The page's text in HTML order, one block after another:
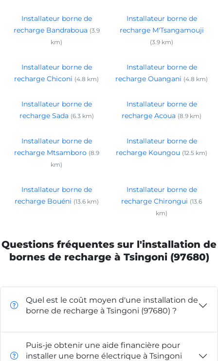
Installateur borne de
recharge Bandraboua (3.9
km)
Installateur borne de
recharge M'Tsangamouji
(3.9 km)
Installateur borne de
recharge Chiconi (4.8 km)
Installateur borne de
recharge Ouangani (4.8 km)
Installateur borne de
recharge Sada (6.3 km)
Installateur borne de
recharge Acoua (8.9 km)
Installateur borne de
recharge Mtsamboro (8.9
km)
Installateur borne de
recharge Koungou (12.5 km)
Installateur borne de
recharge Bouéni (13.6 km)
Installateur borne de
recharge Chirongui (13.6
km)
Questions fréquentes sur l'installation de
bornes de recharge à Tsingoni (97680)
Quel est le coût moyen d'une installation de
borne de recharge à Tsingoni (97680) ?
Puis-je obtenir une aide financière pour
installer une borne électrique à Tsingoni